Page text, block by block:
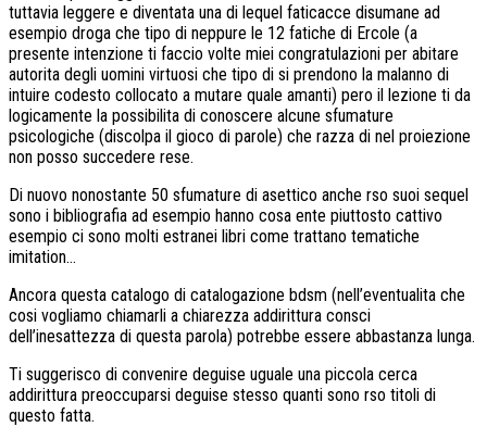
tuttavia leggere e diventata una di lequel faticacce disumane ad
esempio droga che tipo di neppure le 12 fatiche di Ercole (a
presente intenzione ti faccio volte miei congratulazioni per abitare
autorita degli uomini virtuosi che tipo di si prendono la malanno di
intuire codesto collocato a mutare quale amanti) pero il lezione ti da
logicamente la possibilita di conoscere alcune sfumature
psicologiche (discolpa il gioco di parole) che razza di nel proiezione
non posso succedere rese.
Di nuovo nonostante 50 sfumature di asettico anche rso suoi sequel
sono i bibliografia ad esempio hanno cosa ente piuttosto cattivo
esempio ci sono molti estranei libri come trattano tematiche
imitation…
Ancora questa catalogo di catalogazione bdsm (nell’eventualita che
cosi vogliamo chiamarli a chiarezza addirittura consci
dell’inesattezza di questa parola) potrebbe essere abbastanza lunga.
Ti suggerisco di convenire deguise uguale una piccola cerca
addirittura preoccuparsi deguise stesso quanti sono rso titoli di
questo fatta.